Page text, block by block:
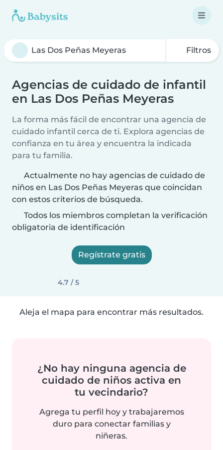
Filtros
Agencias de cuidado de infantil
en Las Dos Peñas Meyeras
La forma más fácil de encontrar una agencia de
cuidado infantil cerca de ti. Explora agencias de
confianza en tu área y encuentra la indicada
para tu familia.
Actualmente no hay agencias de cuidado de
niños en Las Dos Peñas Meyeras que coincidan
con estos criterios de búsqueda.
Todos los miembros completan la verificación
obligatoria de identificación
Regístrate gratis
4.7 / 5
Aleja el mapa para encontrar más resultados.
¿No hay ninguna agencia de
cuidado de niños activa en
tu vecindario?
Agrega tu perfil hoy y trabajaremos
duro para conectar familias y
niñeras.